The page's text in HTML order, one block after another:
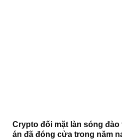
Crypto đối mặt làn sóng
án đã đóng cửa trong năm